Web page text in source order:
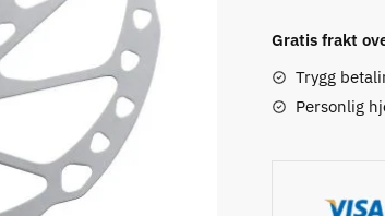
Skiver
antall
Gratis frakt
Trygg
Personlig